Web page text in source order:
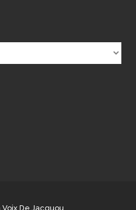
Voix De Jacquou